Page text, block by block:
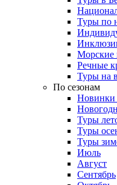
Туры по
Морские
Речные
Туры на
По сезонам
Новинки
Туры
Туры
Туры
Июль
Август
Сентябрь